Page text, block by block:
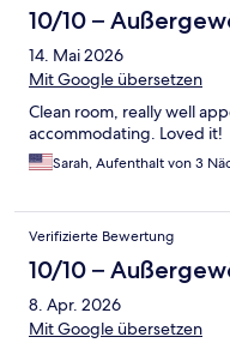
10/10 –
14. Mai 2026
Mit Google übersetzen
Clean room, really well
accommodating. Loved it!
Sarah, Aufenthalt von 3
Verifizierte Bewertung
10/10 –
8. Apr. 2026
Mit Google übersetzen